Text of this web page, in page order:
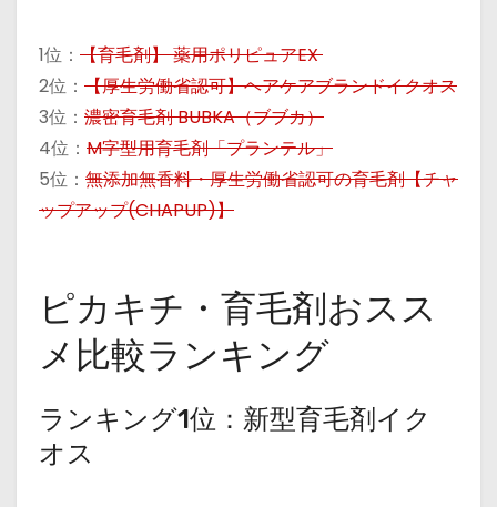
1位： 【育毛剤】 薬用ポリピュアEX
2位： 【厚生労働省認可】ヘアケアブランドイクオス
3位： 濃密育毛剤 BUBKA（ブブカ）
4位： M字型用育毛剤「プランテル」
5位： 無添加無香料・厚生労働省認可の育毛剤【チャ
ップアップ(CHAPUP)】
ピカキチ・育毛剤おスス
メ比較ランキング
ランキング1位：新型育毛剤イク
オス